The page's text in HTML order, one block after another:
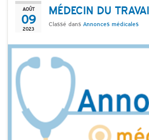
AOÛT
09
2023
MÉDECIN DU
Classé dans Annonces médicales